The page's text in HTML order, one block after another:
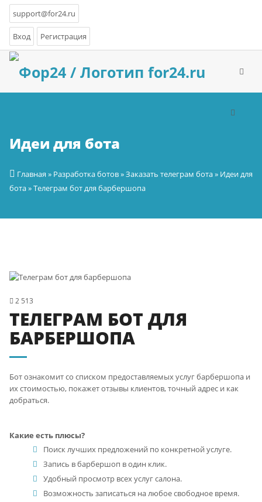
support@for24.ru
Вход Регистрация
Идеи для бота
Главная » Разработка ботов»Заказать телеграм бота» Идеи для
бота» Телеграм бот для барбершопа
2 513
ТЕЛЕГРАМ БОТ ДЛЯ
БАРБЕРШОПА
Бот ознакомит со списком предоставляемых услуг барбершопа и
их стоимостью, покажет отзывы клиентов, точный адрес и как
добраться.
Какие есть плюсы?
Поиск лучших предложений по конкретной услуге.
Запись в барбершоп в один клик.
Удобный просмотр всех услуг салона.
Возможность записаться на любое свободное время.